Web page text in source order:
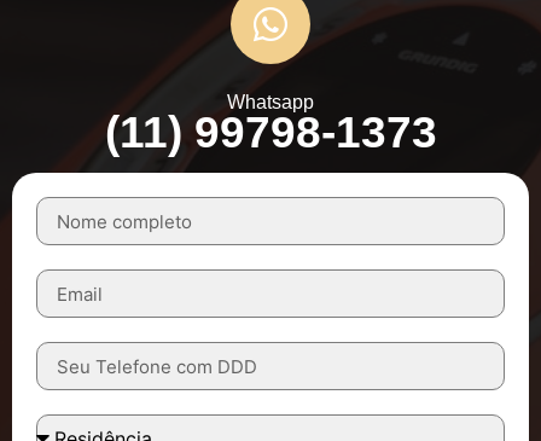
Whatsapp
(11) 99798-1373